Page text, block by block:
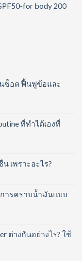
for body 200
นช็อต ฟื้นฟูข้อและ
ที่ทำได้เองที่
เพราะอะไร?
ารคราบน้ำมันแบบ
ต่างกันอย่างไร? ใช้